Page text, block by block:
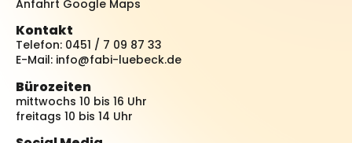
Anfahrt Google Maps
Kontakt
Telefon: 0451 / 7 09 87 33
E-Mail: info@fabi-luebeck.de
Bürozeiten
mittwochs 10 bis 16 Uhr
freitags 10 bis 14 Uhr